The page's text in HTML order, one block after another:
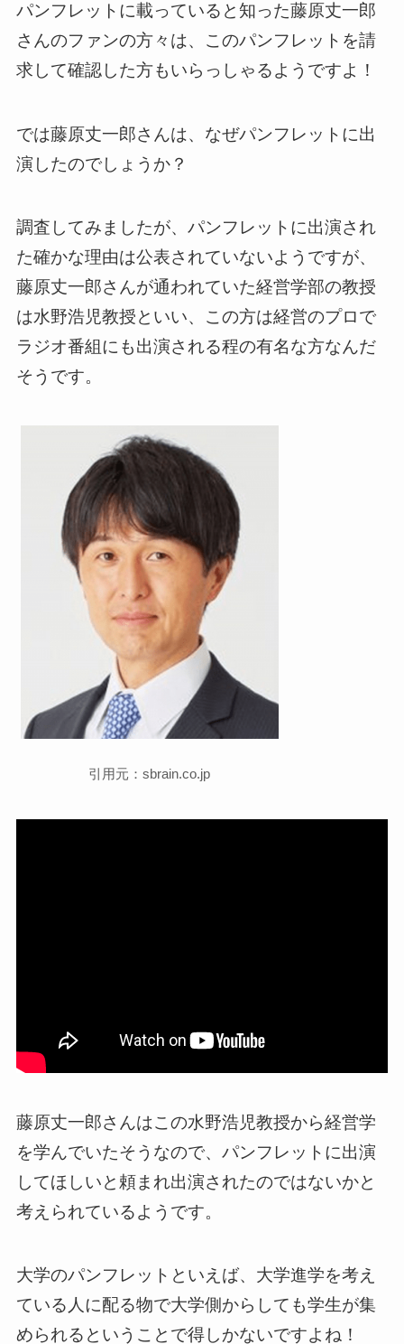
パンフレットに載っていると知った藤原丈一郎
さんのファンの方々は、このパンフレットを請
求して確認した方もいらっしゃるようですよ！
では藤原丈一郎さんは、なぜパンフレットに出
演したのでしょうか？
調査してみましたが、パンフレットに出演され
た確かな理由は公表されていないようですが、
藤原丈一郎さんが通われていた経営学部の教授
は水野浩児教授といい、この方は経営のプロで
ラジオ番組にも出演される程の有名な方なんだ
そうです。
引用元：sbrain.co.jp
藤原丈一郎さんはこの水野浩児教授から経営学
を学んでいたそうなので、パンフレットに出演
してほしいと頼まれ出演されたのではないかと
考えられているようです。
大学のパンフレットといえば、大学進学を考え
ている人に配る物で大学側からしても学生が集
められるということで得しかないですよね！